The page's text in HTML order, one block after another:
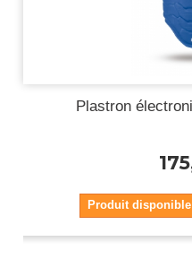
Plastron
Produit